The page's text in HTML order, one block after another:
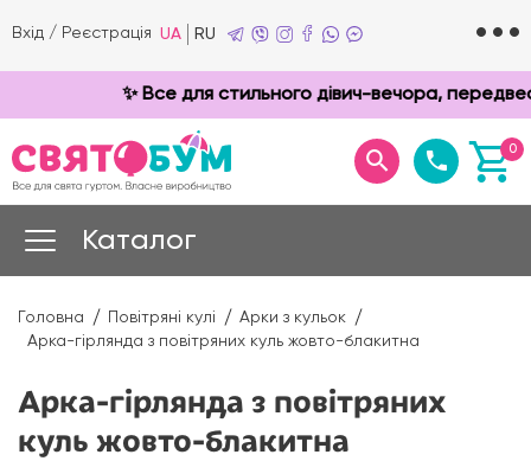
Вхід / Реєстрація UA RU
✨ Все для стильного дівич-вечора,
0
Каталог
Головна Повітряні кулі
Арки з кульок
Арка-гірлянда з повітряних куль жовто-блакитна
Арка-гірлянда з повітряних
куль жовто-блакитна